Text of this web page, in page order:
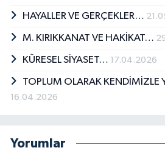
HAYALLER VE GERÇEKLER…
M. KIRIKKANAT VE HAKİKAT…
KÜRESEL SİYASET… 17.04.2026
TOPLUM OLARAK KENDİMİZLE
16.04.2026
Yorumlar